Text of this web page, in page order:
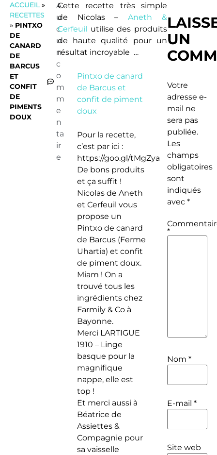
ACCUEIL»
RECETTES
» PINTXO
DE
CANARD
DE
BARCUS
ET
CONFIT
DE
PIMENTS
DOUX
A
u
c
u
n
c
o
m
m
e
n
ta
ir
e
Cette recette très simple
de Nicolas –Aneth &
Cerfeuil utilise des produits
de haute qualité pour un
résultat incroyable …
Pintxo de canard
de Barcus et
confit de piment
doux
Pour la recette,
c’est par ici :
https://goo.gl/tMgZya
De bons produits
et ça suffit !
Nicolas de Aneth
et Cerfeuil vous
propose un
Pintxo de canard
de Barcus (Ferme
Uhartia) et confit
de piment doux.
Miam ! On a
trouvé tous les
ingrédients chez
Farmily & Co à
Bayonne.
Merci LARTIGUE
1910 – Linge
basque pour la
magnifique
nappe, elle est
top !
Et merci aussi à
Béatrice de
Assiettes &
Compagnie pour
sa vaisselle
UN
Votre
adresse e-
mail ne
sera pas
publiée.
Les
champs
obligatoires
sont
indiqués
avec *
*
Nom *
E-mail *
Site web